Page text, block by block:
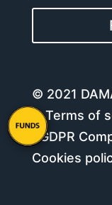
© 2021
–Terms of
|GDPR
Cookies